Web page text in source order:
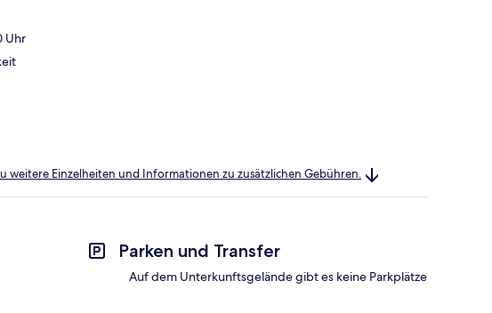
Uhr
weitere Einzelheiten und Informationen zu zusätzlichen Gebühren.
Parken und Transfer
Auf dem Unterkunftsgelände gibt es keine Parkplätze